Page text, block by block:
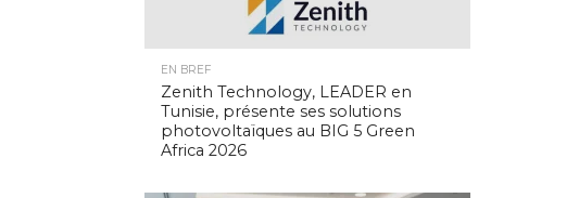
EN BREF
Zenith Technology, LEADER en
Tunisie, présente ses solutions
photovoltaïques au BIG 5 Green
Africa 2026